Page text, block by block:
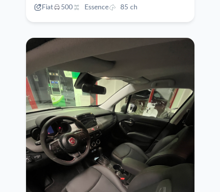
Fiat 500 Essence 85 ch